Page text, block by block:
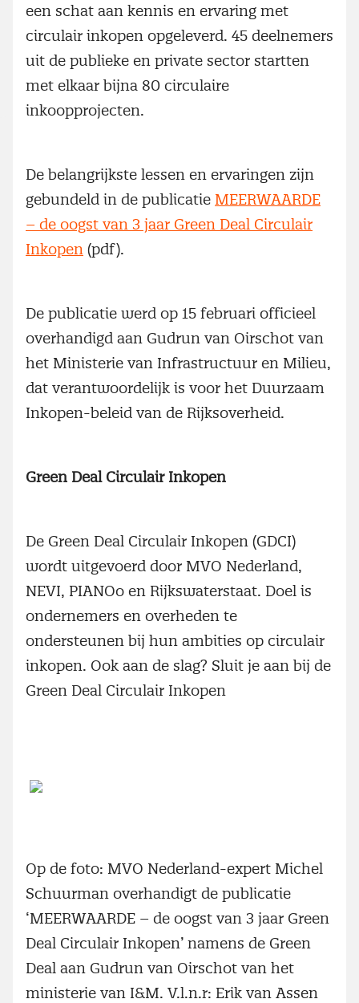
een schat aan kennis en ervaring met
circulair inkopen opgeleverd. 45 deelnemers
uit de publieke en private sector startten
met elkaar bijna 80 circulaire
inkoopprojecten.
De belangrijkste lessen en ervaringen zijn
gebundeld in de publicatie MEERWAARDE
– de oogst van 3 jaar Green Deal Circulair
Inkopen (pdf).
De publicatie werd op 15 februari officieel
overhandigd aan Gudrun van Oirschot van
het Ministerie van Infrastructuur en Milieu,
dat verantwoordelijk is voor het Duurzaam
Inkopen-beleid van de Rijksoverheid.
Green Deal Circulair Inkopen
De Green Deal Circulair Inkopen (GDCI)
wordt uitgevoerd door MVO Nederland,
NEVI, PIANOo en Rijkswaterstaat. Doel is
ondernemers en overheden te
ondersteunen bij hun ambities op circulair
inkopen. Ook aan de slag? Sluit je aan bij de
Green Deal Circulair Inkopen
Op de foto: MVO Nederland-expert Michel
Schuurman overhandigt de publicatie
‘MEERWAARDE – de oogst van 3 jaar Green
Deal Circulair Inkopen’ namens de Green
Deal aan Gudrun van Oirschot van het
ministerie van I&M. V.l.n.r: Erik van Assen